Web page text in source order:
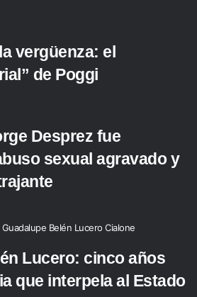
vergüenza: el
de Poggi
Desprez fue
sexual agravado y
Lucero: cinco años
que interpela al Estado